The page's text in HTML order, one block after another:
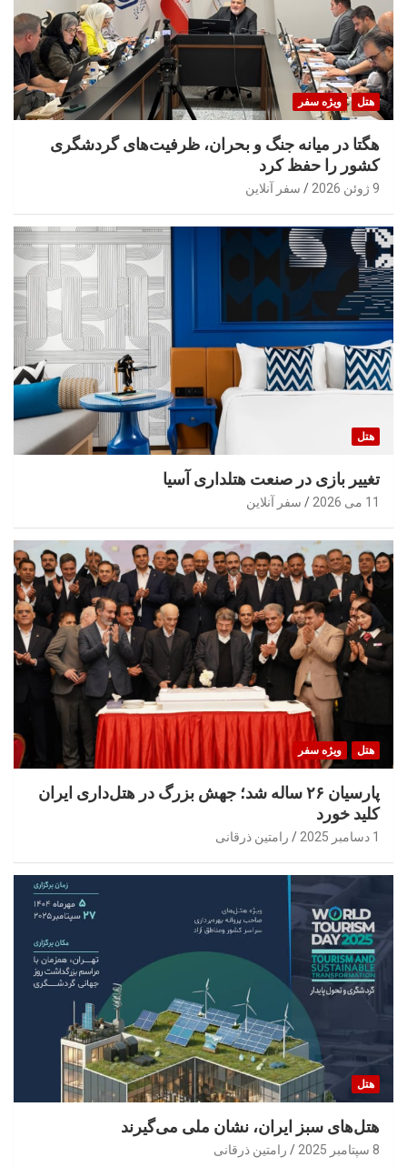
هتل ویژه سفر
هگتا در میانه جنگ و بحران، ظرفیت‌های گردشگری
کشور را حفظ کرد
9 ژوئن 2026 سفر آنلاین
هتل
تغییر بازی در صنعت هتلداری آسیا
11 می 2026 سفر آنلاین
هتل ویژه سفر
پارسیان ۲۶ ساله شد؛ جهش بزرگ در هتل‌داری ایران
کلید خورد
1 دسامبر 2025 رامتین ذرقانی
هتل
هتل‌های سبز ایران، نشان ملی می‌گیرند
8 سپتامبر 2025 رامتین ذرقانی